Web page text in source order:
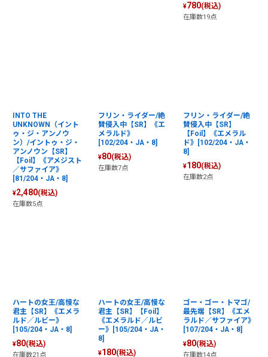
¥780(税込)
在庫数19点
INTO THE
UNKNOWN（イント
ゥ・ジ・アンノウ
ン）/イントゥ・ジ・
アンノウン【SR】
【Foil】《アメジスト
／サファイア》
[81/204・JA・8]
¥2,480(税込)
在庫数5点
フリン・ライダー/絶
賛侵入中【SR】《エ
メラルド》
[102/204・JA・8]
¥80(税込)
在庫数7点
フリン・ライダー/絶
賛侵入中【SR】
【Foil】《エメラル
ド》[102/204・JA・
8]
¥180(税込)
在庫数2点
ハートの女王/高慢な
君主【SR】《エメラ
ルド／ルビー》
[105/204・JA・8]
¥80(税込)
在庫数21点
ハートの女王/高慢な
君主【SR】【Foil】
《エメラルド／ルビ
ー》[105/204・JA・
8]
¥180(税込)
ゴー・ゴー・トマゴ/
最先端【SR】《エメ
ラルド／サファイア》
[107/204・JA・8]
¥80(税込)
在庫数14点